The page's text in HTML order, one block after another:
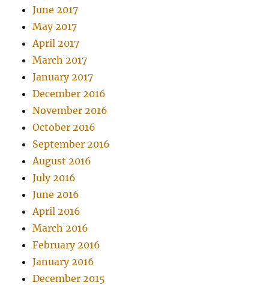
June 2017
May 2017
April 2017
March 2017
January 2017
December 2016
November 2016
October 2016
September 2016
August 2016
July 2016
June 2016
April 2016
March 2016
February 2016
January 2016
December 2015